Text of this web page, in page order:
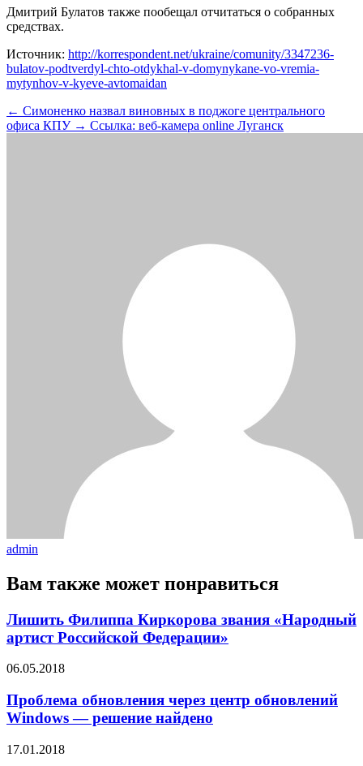
Дмитрий Булатов также пообещал отчитаться о собранных
средствах.
Источник: http://korrespondent.net/ukraine/comunity/3347236-
bulatov-podtverdyl-chto-otdykhal-v-domynykane-vo-vremia-
mytynhov-v-kyeve-avtomaidan
← Симоненко назвал виновных в поджоге центрального
офиса КПУ → Ссылка: веб-камера online Луганск
admin
Вам также может понравиться
Лишить Филиппа Киркорова звания «Народный
артист Российской Федерации»
06.05.2018
Проблема обновления через центр обновлений
Windows — решение найдено
17.01.2018